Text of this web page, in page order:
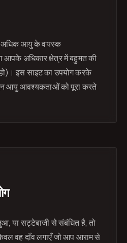
अधिक आयु के वयस्क
आपके अधिकार क्षेत्र में बहुमत की
इस साइट का उपयोग करके
आयु आवश्यकताओं को पूरा करते
या सट्टेबाजी से संबंधित है, तो
वह दाँव लगाएँ जो आप आराम से